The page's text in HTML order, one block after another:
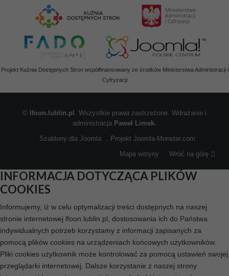
Projekt Kuźnia Dostępnych Stron współfinansowany ze środków Ministerstwa Administracji i
Cyfryzacji
© lfoon.lublin.pl . Wszystkie prawa zastrzeżone. Wdrażanie i
administracja Paweł Limek.
Szablony dla Joomla
. Projekt Joomla-Monster.com
Mapa witryny
Wróć na górę
INFORMACJA DOTYCZĄCA PLIKÓW
COOKIES
Informujemy, iż w celu optymalizacji treści dostępnych na naszej
stronie internetowej lfoon.lublin.pl, dostosowania ich do Państwa
indywidualnych potrzeb korzystamy z informacji zapisanych za
pomocą plików cookies na urządzeniach końcowych użytkowników.
Pliki cookies użytkownik może kontrolować za pomocą ustawień swojej
przeglądarki internetowej. Dalsze korzystanie z naszej strony